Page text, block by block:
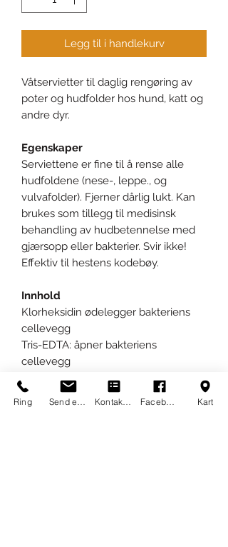
Legg til i handlekurv
Våtservietter til daglig rengøring av
poter og hudfolder hos hund, katt og
andre dyr.
Egenskaper
Serviettene er fine til å rense alle
hudfoldene (nese-, leppe., og
vulvafolder). Fjerner dårlig lukt. Kan
brukes som tillegg til medisinsk
behandling av hudbetennelse med
gjærsopp eller bakterier. Svir ikke!
Effektiv til hestens kodebøy.
Innhold
Klorheksidin ødelegger bakteriens
cellevegg
Tris-EDTA: åpner bakteriens
cellevegg
Sink glukonat: fremmer regenerasjon
av hudcellene, bidrar til sårheling
Glyserin: fuktighetsgivende og gjør
Ring Kart